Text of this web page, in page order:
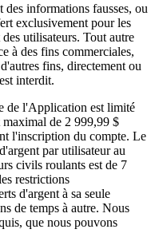
informations fausses, ou
exclusivement pour les
utilisateurs. Tout autre
à des fins commerciales,
fins, directement ou
interdit.
de l'Application est limité
de 2 999,99 $
l'inscription du compte. Le
par utilisateur au
civils roulants est de 7
restrictions
d'argent à sa seule
de temps à autre. Nous
que nous pouvons